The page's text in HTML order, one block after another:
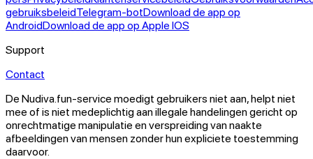
gebruiksbeleidTelegram-botDownload de app op
AndroidDownload de app op Apple IOS
Support
Contact
De Nudiva.fun-service moedigt gebruikers niet aan, helpt niet
mee of is niet medeplichtig aan illegale handelingen gericht op
onrechtmatige manipulatie en verspreiding van naakte
afbeeldingen van mensen zonder hun expliciete toestemming
daarvoor.